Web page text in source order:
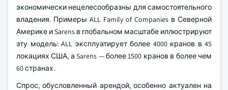
экономически нецелесообразны для самостоятельного
владения. Примеры ALL Family of Companies в Северной
Америке и Sarens в глобальном масштабе иллюстрируют
эту модель: ALL эксплуатирует более 4000 кранов в 45
локациях США, а Sarens — более 1500 кранов в более чем
60 странах.
Спрос, обусловленный арендой, особенно актуален на